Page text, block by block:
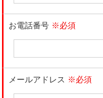
お電話番号 ※必須
メールアドレス ※必須